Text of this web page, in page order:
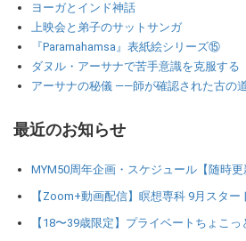
ヨーガとインド神話
上映会と弟子のサットサンガ
『Paramahamsa』表紙絵シリーズ⑮
ダヌル・アーサナで苦手意識を克服する
アーサナの秘儀 ――師が確認された古の
最近のお知らせ
MYM50周年企画・スケジュール【随時更
【Zoom+動画配信】瞑想専科 9月スター
【18〜39歳限定】プライベートちょこっ